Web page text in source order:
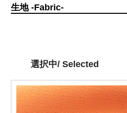
生地 -Fabric-
選択中/ Selected